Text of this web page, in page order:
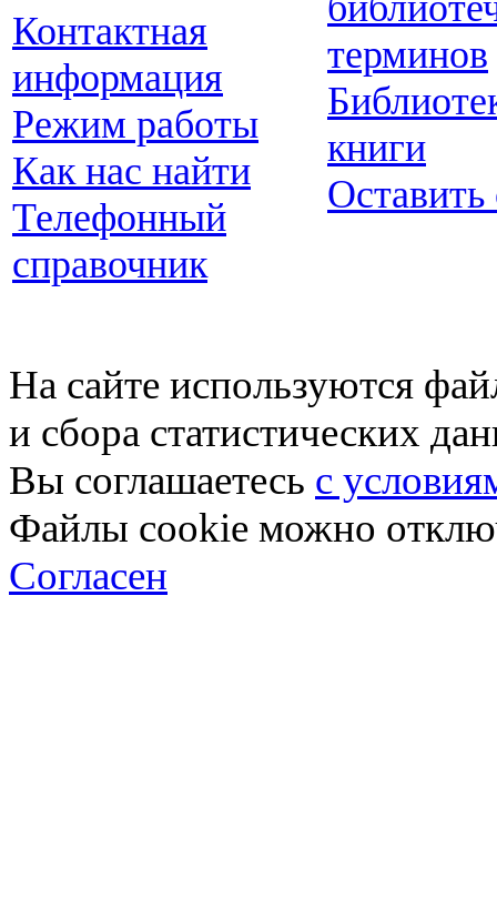
Контактная
информация
Режим работы
Как нас найти
Телефонный
справочник
терминов
книги
Оставить
На сайте используются
и сбора статистических
Вы соглашаетесь с
Файлы cookie можно
Согласен